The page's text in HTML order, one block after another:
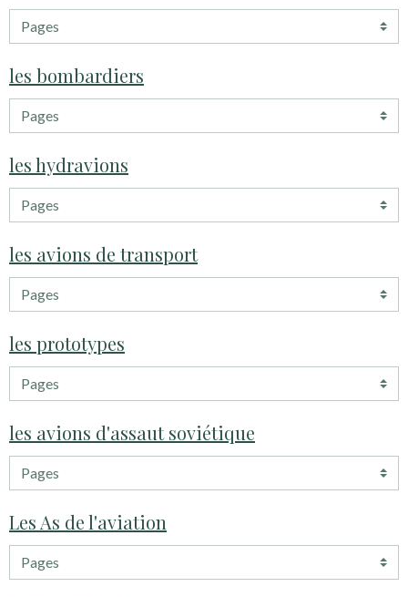
les bombardiers
les hydravions
les avions de transport
les prototypes
les avions d'assaut soviétique
Les As de l'aviation